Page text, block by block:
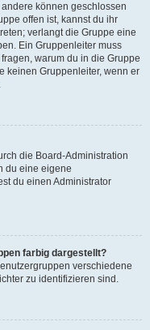
können geschlossen
offen ist, kannst du ihr
verlangt die Gruppe eine
Ein Gruppenleiter muss
warum du in die Gruppe
keinen Gruppenleiter, wenn er
die Board-Administration
du eine eigene
du einen Administrator
farbig dargestellt?
verschiedene
zu identifizieren sind.